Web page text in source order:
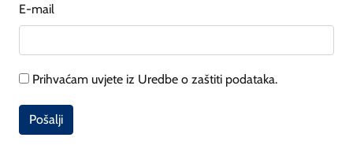
E-mail
Prihvaćam uvjete iz Uredbe o zaštiti podataka.
Pošalji